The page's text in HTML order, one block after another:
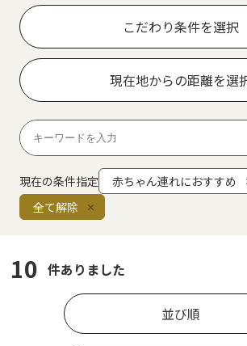
こだわり条件を選択
現在地からの距離を選
現在の条件指定
赤ちゃん連れにおすすめ
全て解除
10 件ありました
並び順